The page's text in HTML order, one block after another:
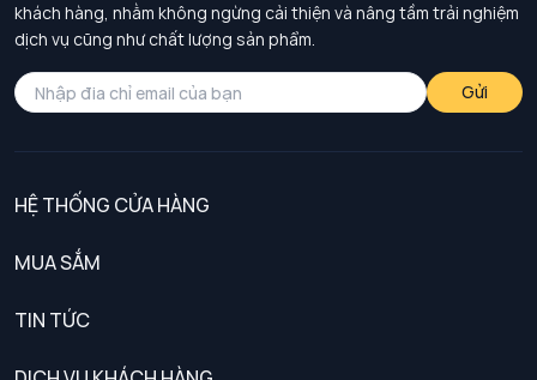
khách hàng, nhằm không ngừng cải thiện và nâng tầm trải nghiệm
dịch vụ cũng như chất lượng sản phẩm.
Gửi
HỆ THỐNG CỬA HÀNG
MUA SẮM
TIN TỨC